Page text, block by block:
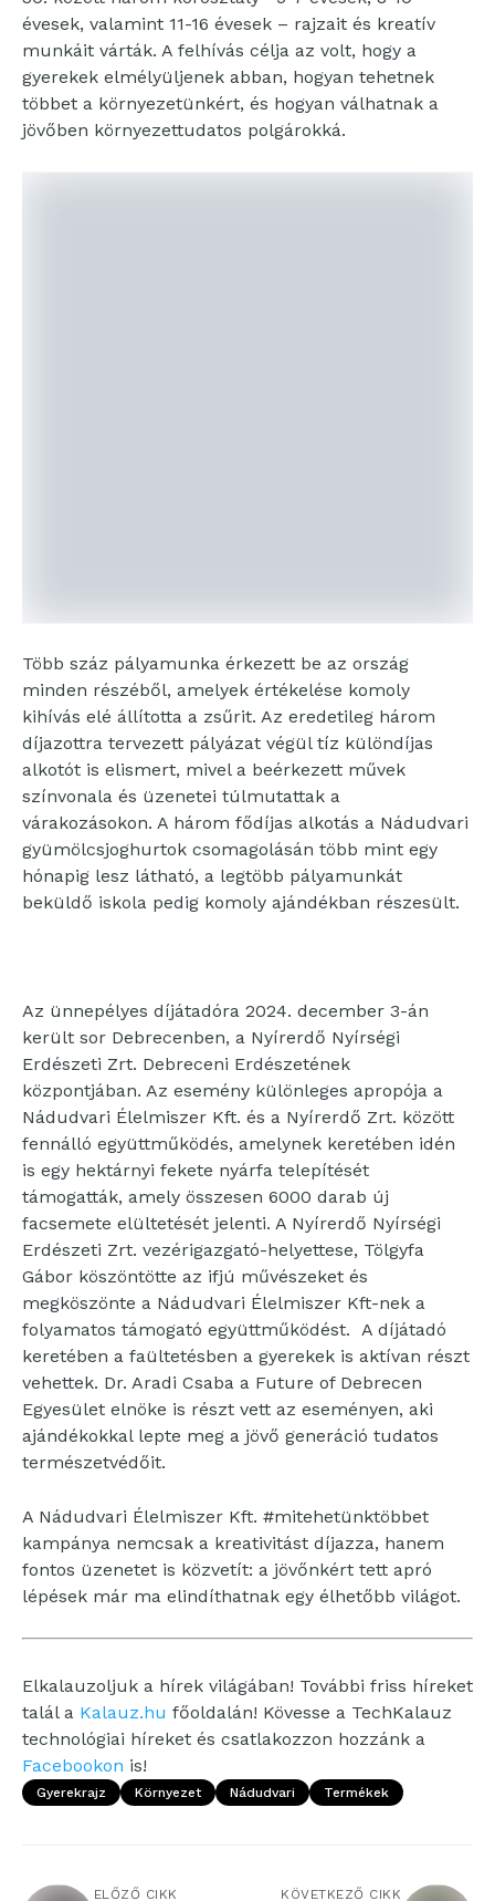
évesek, valamint 11-16 évesek – rajzait és kreatív
munkáit várták. A felhívás célja az volt, hogy a
gyerekek elmélyüljenek abban, hogyan tehetnek
többet a környezetünkért, és hogyan válhatnak a
jövőben környezettudatos polgárokká.
Több száz pályamunka érkezett be az ország
minden részéből, amelyek értékelése komoly
kihívás elé állította a zsűrit. Az eredetileg három
díjazottra tervezett pályázat végül tíz különdíjas
alkotót is elismert, mivel a beérkezett művek
színvonala és üzenetei túlmutattak a
várakozásokon. A három fődíjas alkotás a Nádudvari
gyümölcsjoghurtok csomagolásán több mint egy
hónapig lesz látható, a legtöbb pályamunkát
beküldő iskola pedig komoly ajándékban részesült.
Az ünnepélyes díjátadóra 2024. december 3-án
került sor Debrecenben, a Nyírerdő Nyírségi
Erdészeti Zrt. Debreceni Erdészetének
központjában. Az esemény különleges apropója a
Nádudvari Élelmiszer Kft. és a Nyírerdő Zrt. között
fennálló együttműködés, amelynek keretében idén
is egy hektárnyi fekete nyárfa telepítését
támogatták, amely összesen 6000 darab új
facsemete elültetését jelenti. A Nyírerdő Nyírségi
Erdészeti Zrt. vezérigazgató-helyettese, Tölgyfa
Gábor köszöntötte az ifjú művészeket és
megköszönte a Nádudvari Élelmiszer Kft-nek a
folyamatos támogató együttműködést. A díjátadó
keretében a faültetésben a gyerekek is aktívan részt
vehettek. Dr. Aradi Csaba a Future of Debrecen
Egyesület elnöke is részt vett az eseményen, aki
ajándékokkal lepte meg a jövő generáció tudatos
természetvédőit.
A Nádudvari Élelmiszer Kft. #mitehetünktöbbet
kampánya nemcsak a kreativitást díjazza, hanem
fontos üzenetet is közvetít: a jövőnkért tett apró
lépések már ma elindíthatnak egy élhetőbb világot.
Elkalauzoljuk a hírek világában! További friss híreket
talál a Kalauz.hu főoldalán! Kövesse a TechKalauz
technológiai híreket és csatlakozzon hozzánk a
Facebookon is!
Gyerekrajz Környezet Nádudvari Termékek
ELŐZŐ CIKK KÖVETKEZŐ CIKK